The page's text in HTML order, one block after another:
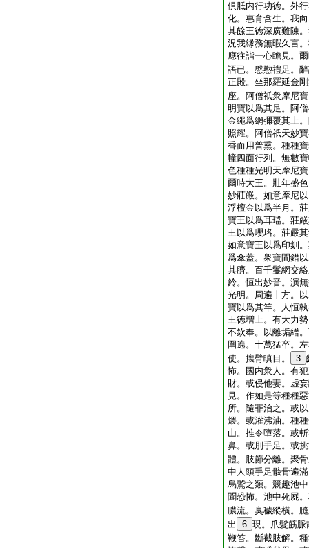
倶胝内行功徳。外
化。惠育含生。我
其餘王徳深廣難陳
況我縁務無暇久言
應往詣一心瞻見。
語已。慇懃禮足。
正殿。坐那羅延金
座。阿僧祇衆摩尼
明寶以爲其足。阿
金繩爲網彌覆其上
照耀。阿僧祇天妙
香而用普熏。種種
幢四面行列。無數
色種種光明天摩尼
爾時大王。壯年盛
妙莊嚴。如意摩尼
浮檀金以爲半月。
寶王以爲耳璫。莊
王以爲瓔珞。莊嚴
如意寶王以爲印釧
爲傘蓋。衆寶間錯
其臍。百千鬘網交
鈴。恒出妙音。演
光明。周遍十方。
寶以爲其竿。人恒
王徳増上。有大力
不欽奉。以離垢繒
圍遶。十萬猛卒。
使。攘臂瞋目。
3
怖。國内衆人。有
財。或侵他妻。虚
見。作如是等種種
所。隨罪治之。或
煨。或灌沸油。種
山。推令墮落。或
鼻。或刖手足。或
體。肢節分離。聚
中人頭手足骸骨遍
烏鷲之類。競趣池
聞恐怖。池中死屍
膿流。臭穢縱横。
出
6 現。爪髮筋脈
鞭笞。斷截肢解。